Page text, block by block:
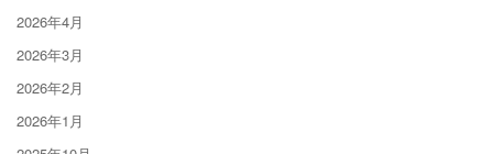
2026年4月
2026年3月
2026年2月
2026年1月